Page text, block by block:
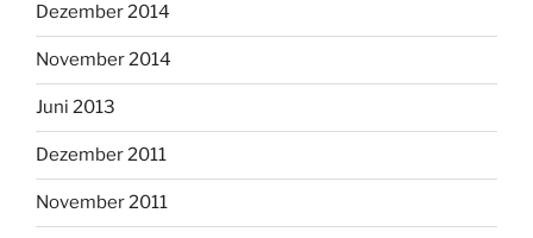
Dezember 2014
November 2014
Juni 2013
Dezember 2011
November 2011